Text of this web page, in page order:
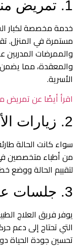
1. تمريض منزلي لكبار السن
خدمة مخصصة لكبار
مستمرة في المنزل.
والممرضات المدربين
والمعقدة، مما
الأسرية.
اقرأ أيضًا عن تمريض
2. زيارات الأطباء المنزلية
سواء كانت الحالة
من أطباء متخصصين
لتقييم الحالة ووضع
3. جلسات علاج طبيعي في المنزل
يوفر فريق العلاج
التي تحتاج إلى دعم
تحسين جودة الحياة